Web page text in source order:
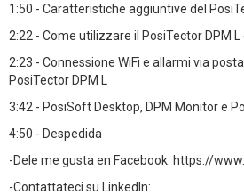
1:50 - Caratteristiche aggiuntive del
2:22 - Come utilizzare il PosiTector DPM L
2:23 - Connessione WiFi e allarmi via
PosiTector DPM L
3:42 - PosiSoft Desktop, DPM Monitor e
4:50 - Despedida
-Dele me gusta en Facebook: https://
-Contattateci su LinkedIn: